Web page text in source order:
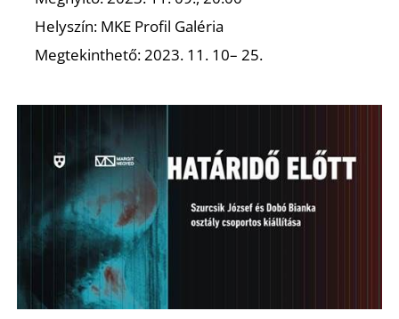
Helyszín: MKE Profil Galéria
Megtekinthető: 2023. 11. 10– 25.